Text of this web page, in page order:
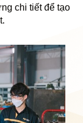
chi tiết để tạo